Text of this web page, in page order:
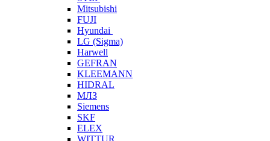
Mitsubishi
FUJI
Hyundai
LG (Sigma)
Harwell
GEFRAN
KLEEMANN
HIDRAL
МЛЗ
Siemens
SKF
ELEX
WITTUR